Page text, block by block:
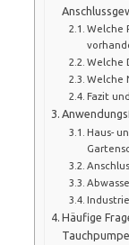
Welche
Welche
Welche
Fazit
Haus-
Häufige